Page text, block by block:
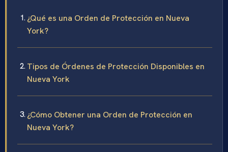
¿Qué es una Orden de Protección en Nueva
York?
Tipos de Órdenes de Protección Disponibles en
Nueva York
¿Cómo Obtener una Orden de Protección en
Nueva York?